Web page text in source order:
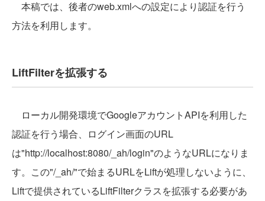
本稿では、後者のweb.xmlへの設定により認証を行う
方法を利用します。
LiftFilterを拡張する
ローカル開発環境でGoogleアカウントAPIを利用した
認証を行う場合、ログイン画面のURL
は"http://localhost:8080/_ah/login"のようなURLになりま
す。この"/_ah/"で始まるURLをLiftが処理しないように、
Liftで提供されているLiftFilterクラスを拡張する必要があ